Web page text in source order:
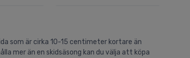
som är cirka 10-15 centimeter kortare än
mer än en skidsäsong kan du välja att köpa